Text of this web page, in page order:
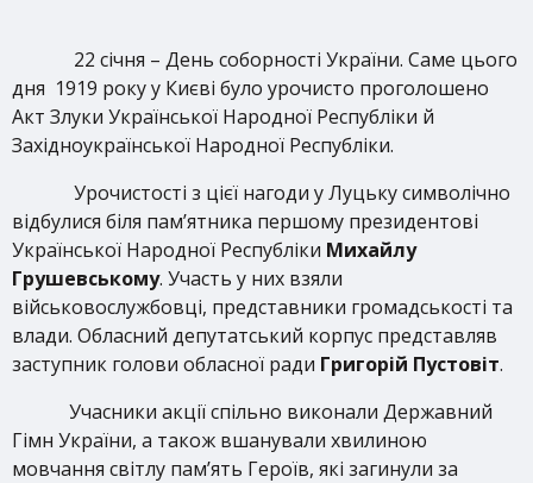
22 січня – День соборності України. Саме цього
дня 1919 року у Києві було урочисто проголошено
Акт Злуки Української Народної Республіки й
Західноукраїнської Народної Республіки.
Урочистості з цієї нагоди у Луцьку символічно
відбулися біля пам’ятника першому президентові
Української Народної Республіки Михайлу
Грушевському. Участь у них взяли
військовослужбовці, представники громадськості та
влади. Обласний депутатський корпус представляв
заступник голови обласної ради Григорій Пустовіт.
Учасники акції спільно виконали Державний
Гімн України, а також вшанували хвилиною
мовчання світлу пам’ять Героїв, які загинули за